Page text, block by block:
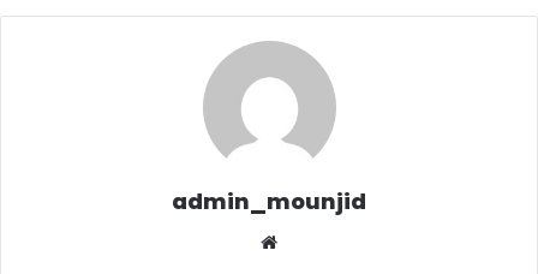
admin_mounjid